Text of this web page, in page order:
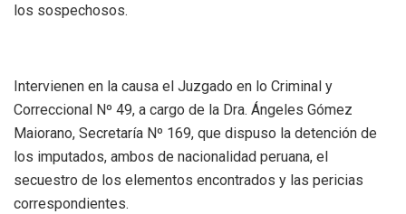
los sospechosos.
Intervienen en la causa el Juzgado en lo Criminal y
Correccional Nº 49, a cargo de la Dra. Ángeles Gómez
Maiorano, Secretaría Nº 169, que dispuso la detención de
los imputados, ambos de nacionalidad peruana, el
secuestro de los elementos encontrados y las pericias
correspondientes.